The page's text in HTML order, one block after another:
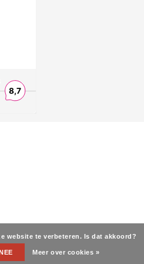
website te verbeteren. Is dat akkoord?
Meer over cookies »